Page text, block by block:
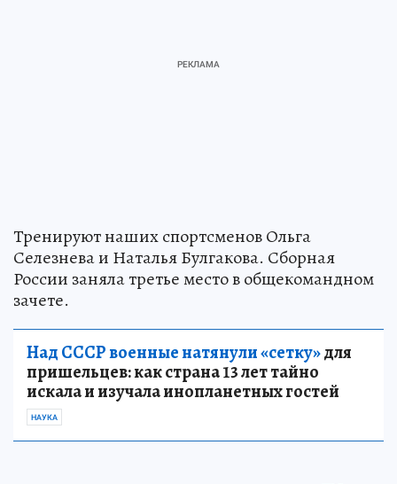
Тренируют наших спортсменов Ольга
Селезнева и Наталья Булгакова. Сборная
России заняла третье место в общекомандном
зачете.
Над СССР военные натянули «сетку»для
пришельцев: как страна 13 лет тайно
искала и изучала инопланетных гостей
НАУКА